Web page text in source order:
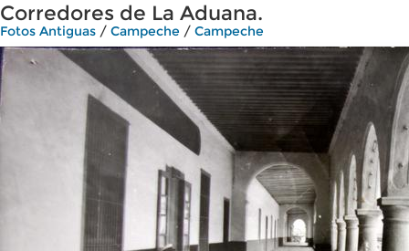
Corredores de La Aduana.
Fotos Antiguas / Campeche / Campeche